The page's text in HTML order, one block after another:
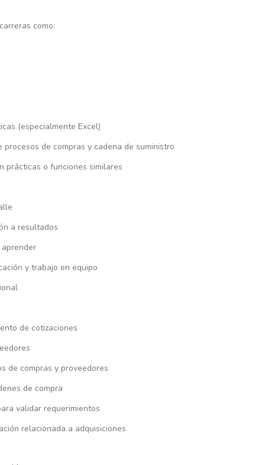
como:
(especialmente Excel)
procesos de compras y cadena de suministro
prácticas o funciones similares
a resultados
y trabajo en equipo
de cotizaciones
de compras y proveedores
de compra
validar requerimientos
relacionada a adquisiciones